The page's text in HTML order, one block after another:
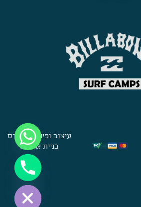
עיצוב ופיתוח:סברס
בניית אתרים
Hide chaty